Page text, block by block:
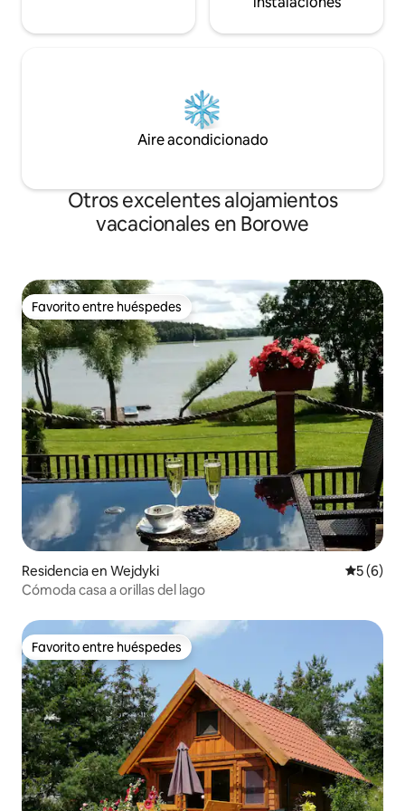
Aire acondicionado
Otros excelentes alojamientos
vacacionales en Borowe
Favorito entre huéspedes
Favorito entre huéspedes
Residencia en Wejdyki
5 (6)
Cómoda casa a orillas del lago
Favorito entre huéspedes
Favorito entre huéspedes